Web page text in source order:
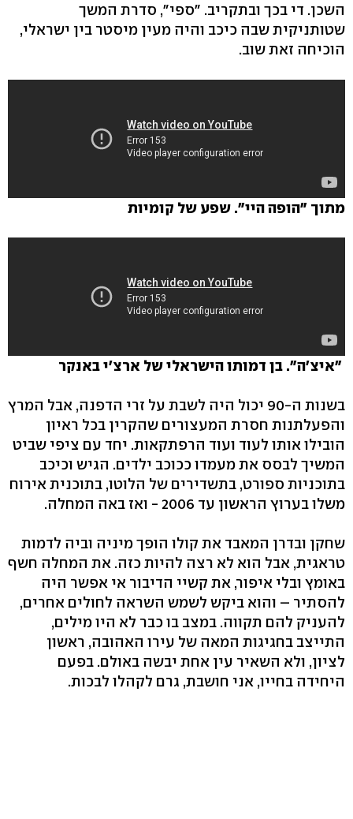
השכן. די בכך ובתקריב. "ספי", סדרת המשך
שטותניקית שבה כיכב והיה מעין מיסטר בין ישראלי,
הוכיחה זאת שוב.
מתוך "הופה היי". שפע של קומיות
"איצ'ה". בן דמותו הישראלי של ארצ'י באנקר
בשנות ה-90 יכול היה לשבת על זרי הדפנה, אבל המרץ
והפעלתנות חסרת המעצורים שהקרין בכל ראיון
הובילו אותו לעוד ועוד הרפתקאות. יחד עם ציפי שביט
המשיך לבסס את מעמדו ככוכב ילדים. הגיש וכיכב
בתוכניות ספורט, בתשדירים של הלוטו, בתוכנית אירוח
משלו בערוץ הראשון עד 2006 - ואז באה המחלה.
שחקן ובדרן המאבד את קולו הופך מיניה וביה לדמות
טראגית, אבל הוא לא רצה להיות כזה. את המחלה חשף
באומץ ובלי איפור, את קשיי הדיבור אי אפשר היה
להסתיר – והוא ביקש לשמש השראה לחולים אחרים,
להעניק להם תקווה. במצב בו כבר לא היו מילים,
התייצב בחגיגות המאה של עירו האהובה, ראשון
לציון, ולא השאיר עין אחת יבשה באולם. בפעם
היחידה בחייו, אני חושבת, גרם לקהלו לבכות.